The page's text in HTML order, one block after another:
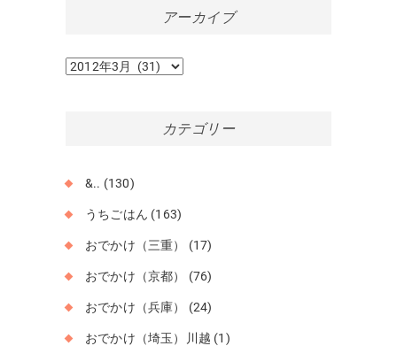
アーカイブ
ア
カテゴリー
&.. (130)
うちごはん (163)
おでかけ（三重） (17)
おでかけ（京都） (76)
おでかけ（兵庫） (24)
おでかけ（埼玉）川越 (1)